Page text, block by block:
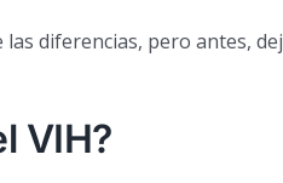
las diferencias, pero antes,
VIH?